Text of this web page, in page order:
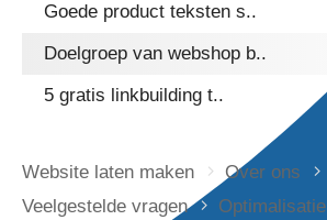
Goede product teksten s..
Doelgroep van webshop b..
5 gratis linkbuilding t..
Website laten maken
Over ons
Veelgestelde vragen
Optimalisatie